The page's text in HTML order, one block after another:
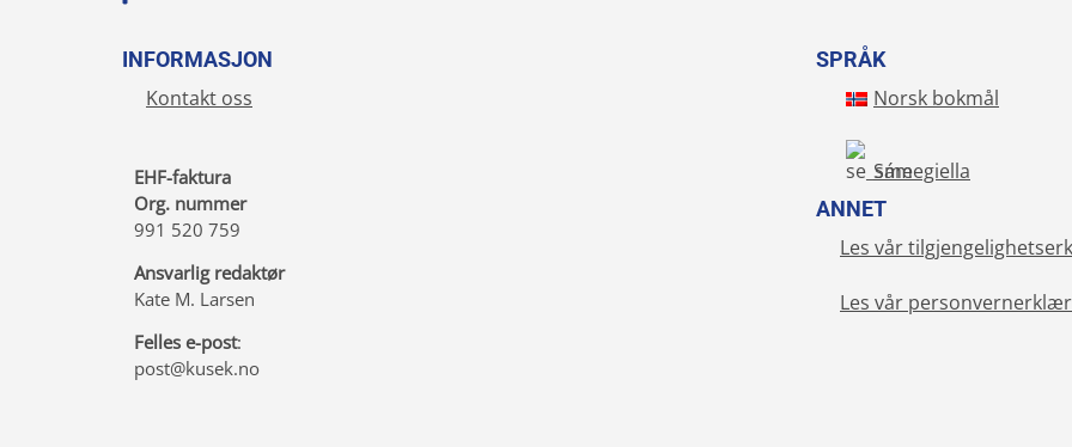
INFORMASJON
Kontakt oss
EHF-faktura
Org. nummer
991 520 759
Ansvarlig redaktør
Kate M. Larsen
Felles e-post:
post@kusek.no
SPRÅK
Norsk bokmål
Sámegiella
ANNET
Les vår
Les vår